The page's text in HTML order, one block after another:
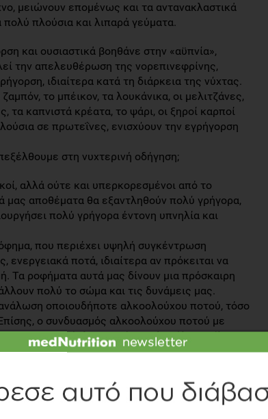
μειώνουν επομένως και τα αντανακλαστικά
πλούσια και λιπαρά γεύματα.
και ουσιαστικά βοηθάνε στην «αϋπνία»,
την απελευθέρωση της νορεπινεφρίνης,
ιδιαίτερα κατά τη διάρκεια της νύχτας.
το μπέικον, τα λουκάνικα, οι μελιτζάνες,
τα καπνιστά κρέατα, το ψάρι, οι ξηροί καρποί
σε πρωτεΐνες, ενισχύουν την εγρήγορση
στη νυχτερινή οδήγηση;
αλλά ούτε και υπερκορεσμένοι από το
αποθέματα θα εξαντληθούν πολύ γρήγορα,
πολύ γρήγορα έντονη υπνηλία και
που περιέχει υψηλή συγκέντρωση
ποτά, ιδιαίτερα αν πρόκειται να
Τα ροφήματα αυτά μας δίνουν μια πρόσκαιρη
πολύ το σώμα και τις δυνάμεις μας.
οποιουδήποτε αλκοολούχου ποτού, τόσο
ο συνδυασμός αλκοολούχου ποτού με
με την πρόσληψη σκέτου αλκοόλ. Οφείλουμε
που παίρνουμε φάρμακα ή/ και ναρκωτικά σε
μειώνουν τα αντανακλαστικά και την
να ανταπεξέλθει στις δυσκολίες της
ώρα περίπου. Εκτός του ότι το κρύο τονώνει